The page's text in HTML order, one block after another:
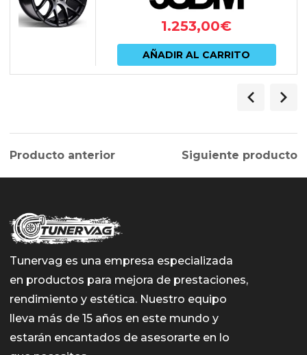
1.253,00€
AÑADIR AL CARRITO
Producto anterior Siguiente producto
Tunervag es una empresa especializada
en productos para mejora de prestaciones,
rendimiento y estética. Nuestro equipo
lleva más de 15 años en este mundo y
estarán encantados de asesorarte en lo